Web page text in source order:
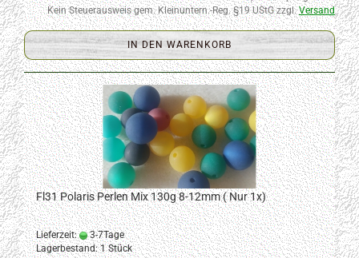
Kein Steuerausweis gem. Kleinuntern.-Reg. §19 UStG zzgl.Versand
IN DEN WARENKORB
Fl31 Polaris Perlen Mix 130g 8-12mm ( Nur 1x)
Lieferzeit:
3-7Tage
Lagerbestand: 1 Stück